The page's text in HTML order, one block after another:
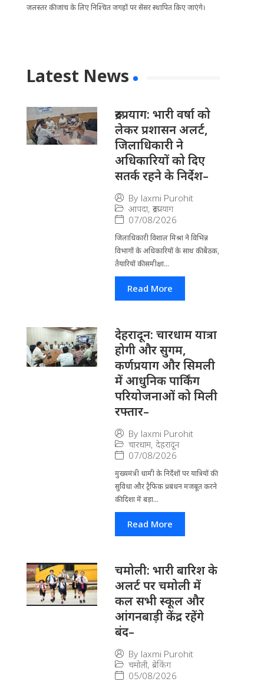
जलस्तर की जांच के लिए निश्चित जगहों पर सेंसर स्थापित किए जाएंगे।
Latest News
रुद्रप्रयाग: भारी वर्षा को
लेकर प्रशासन अलर्ट,
जिलाधिकारी ने
अधिकारियों को दिए
सतर्क रहने के निर्देश–
By laxmi Purohit
आपदा, रूद्रप्रयाग
07/08/2026
जिला​धिकारी विशाल मिश्रा ने वि​भिन्न
विभागों के अ​धिकारियों के साथ की बैठक,
तैयारियों की समीक्षा...
Read More
देहरादून: चारधाम यात्रा
होगी और सुगम,
कर्णप्रयाग और सिमली
में आधुनिक पार्किंग
परियोजनाओं को मिली
रफ्तार–
By laxmi Purohit
चारधाम, देहरादून
07/08/2026
मुख्यमंत्री धामी के निर्देशों पर यात्रियों की
सुविधा और ट्रैफिक प्रबंधन मजबूत करने
की दिशा में बड़ा...
Read More
चमोली: भारी बारिश के
अलर्ट पर चमोली में
कल सभी स्कूल और
आंगनबाड़ी केंद्र रहेंगे
बंद–
By laxmi Purohit
चमोली, ब्रेकिंग
05/08/2026